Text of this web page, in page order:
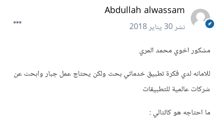
Abdullah alwassam
نشر30 يناير 2018
مشكور اخوي محمد المري
للامانه لدي فكرة تطبيق خدماتي بحت ولكن يحتاج عمل جبار وابحث عن
شركات عالمية للتطبيقات
ما احتاجه هو كالتالي :